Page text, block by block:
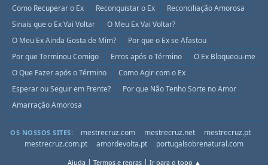
Como Recuperar o Ex Reconquistar o Ex
Reconciliação Amorosa
Sinais que o Ex Vai Voltar
O Meu Ex Vai Voltar?
O Meu Ex Ainda Gosta de Mim?
Por que o Ex se Afastou
Por que Terminou Comigo
Erros após o Término
O Ex Bloqueou-me
O Que Fazer após o Término
Como Agir com o Ex
Esperar ou Seguir em Frente?
Por que Não Tenho Sorte no Amor
Amarração Amorosa
OS NOSSOS SITES: mestrecruz.com mestrecruz.net
mestrecruz.pt
mestrecruz.com.pt
amordevolta.pt portugalsobrenatural.com
Ajuda| Termos e regras| Ir para o topo ▲